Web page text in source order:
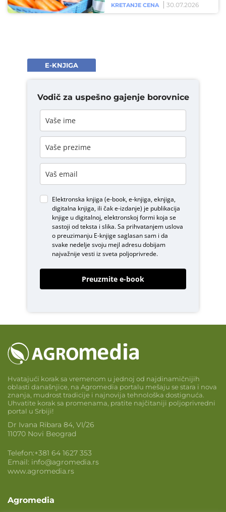
KRETANJE CENA 30.07.2026
E-KNJIGA
Vodič za uspešno gajenje borovnice
Elektronska knjiga (e-book, e-knjiga, eknjiga,
digitalna knjiga, ili čak e-izdanje) je publikacija
knjige u digitalnoj, elektronskoj formi koja se
sastoji od teksta i slika. Sa prihvatanjem uslova
o preuzimanju E-knjigesaglasan sam i da
svake nedelje svoju mejl adresu dobijam
najvažnije vesti iz sveta poljoprivrede.
Preuzmite e-book
Hvatajući korak sa vremenom u jednoj od najdinamičnijih
oblasti današnjice, na Agromedia portalu mešaju se stara i nova
znanja, mudrost tradicije i najnovija tehnološka dostignuća.
Uhvatite korak sa promenama, pratite najčitaniji poljoprivredni
portal u Srbiji!
Dr Ivana Ribara 84, VI/26
11070 Novi Beograd
Telefon:+381 64 1627 353
Email: info@agromedia.rs
www.agromedia.rs
Agromedia